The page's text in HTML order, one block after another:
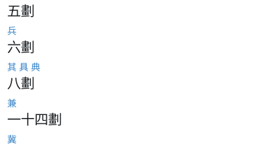
五劃
兵
六劃
其 具典
八劃
兼
一十四劃
冀